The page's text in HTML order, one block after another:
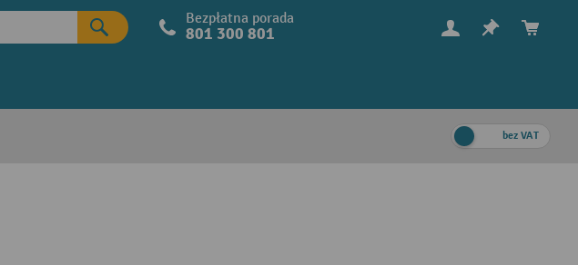
Bezpłatna porada
801 300 801
bez VAT